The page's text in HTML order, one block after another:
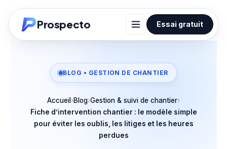
Prospecto Essai gratuit
BLOG • GESTION DE CHANTIER
Accueil ›Blog›Gestion & suivi de chantier›
Fiche d’intervention chantier : le modèle simple
pour éviter les oublis, les litiges et les heures
perdues